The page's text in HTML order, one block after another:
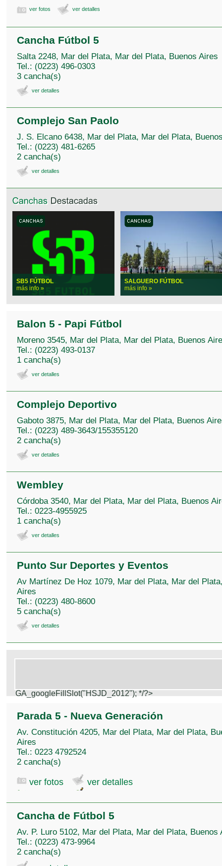
ver fotos ver detalles
Cancha Fútbol 5
Salta 2248, Mar del Plata, Mar del Plata, Buenos Aires
Tel.: (0223) 496-0303
3 cancha(s)
ver detalles
Complejo San Paolo
J. S. Elcano 6438, Mar del Plata, Mar del Plata,
Tel.: (0223) 481-6265
2 cancha(s)
ver detalles
SB5 FÚTBOL
más info »
SALGUERO FÚTBOL
más info »
Balon 5 - Papi Fútbol
Moreno 3545, Mar del Plata, Mar del Plata, Buenos
Tel.: (0223) 493-0137
1 cancha(s)
ver detalles
Complejo Deportivo
Gaboto 3875, Mar del Plata, Mar del Plata, Buenos
Tel.: (0223) 489-3643/155355120
2 cancha(s)
ver detalles
Wembley
Córdoba 3540, Mar del Plata, Mar del Plata, Buenos
Tel.: 0223-4955925
1 cancha(s)
ver detalles
Punto Sur Deportes y Eventos
Av Martínez De Hoz 1079, Mar del Plata, Mar del
Aires
Tel.: (0223) 480-8600
5 cancha(s)
ver detalles
GA_googleFillSlot("HSJD_2012"); */?>
Parada 5 - Nueva Generación
Av. Constitución 4205, Mar del Plata, Mar del Plata,
Aires
Tel.: 0223 4792524
2 cancha(s)
ver fotos ver detalles
Cancha de Fútbol 5
Av. P. Luro 5102, Mar del Plata, Mar del Plata, Buenos
Tel.: (0223) 473-9964
2 cancha(s)